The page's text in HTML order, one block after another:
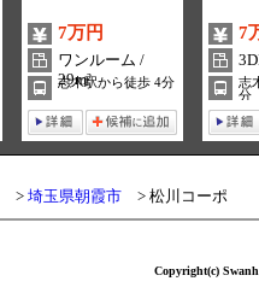
7万円
ワンルーム /
29m²
志木駅から徒歩 4分
7
志
分
埼玉県朝霞市 松川コーポ
Copyright(c)